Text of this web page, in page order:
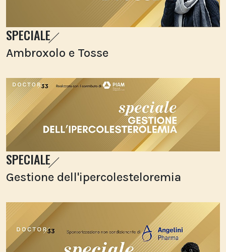
SPECIALE
Ambroxolo e Tosse
SPECIALE
Gestione dell'ipercolesteloremia